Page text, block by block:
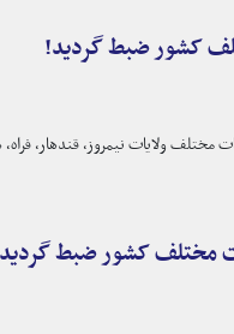
کشور ضبط گردید!
ولایات نیمروز، قندهار،
مختلف کشور ضبط